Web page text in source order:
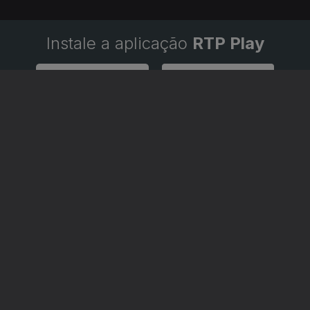
Instale a aplicação RTP Play